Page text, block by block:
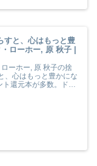
すと、心はもっと豊
ローホー, 原 秋子 |
ーホー, 原 秋子の捨
、心はもっと豊かにな
ト還元本が多数。ドミ